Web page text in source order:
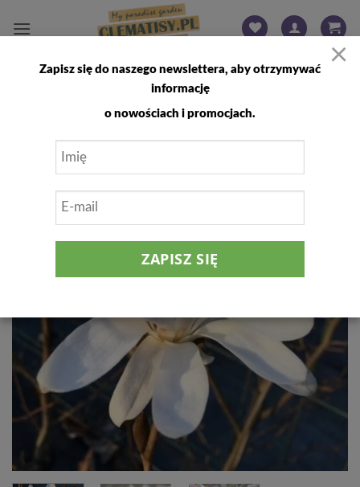
FILTRUJ
×
Zapisz się do naszego newslettera, aby otrzymywać
informację
o nowościach i promocjach.